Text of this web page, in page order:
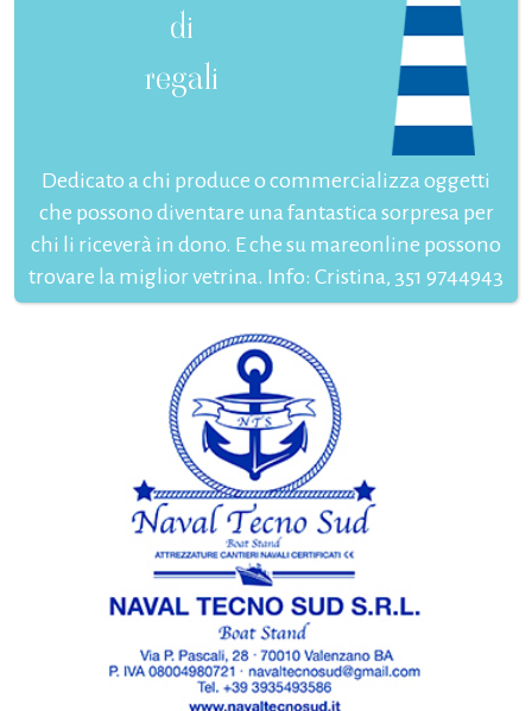
di
regali
Dedicato a chi produce o commercializza oggetti
che possono diventare una fantastica sorpresa per
chi li riceverà in dono. E che su mareonline possono
trovare la miglior vetrina. Info: Cristina, 351 9744943